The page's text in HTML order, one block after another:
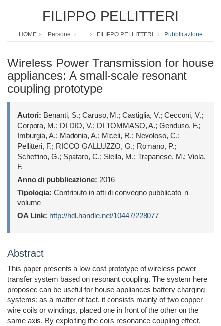
FILIPPO PELLITTERI
HOME Persone ... FILIPPO PELLITTERI Pubblicazione
Wireless Power Transmission for house
appliances: A small-scale resonant
coupling prototype
Autori: Benanti, S.; Caruso, M.; Castiglia, V.; Cecconi, V.;
Corpora, M.; DI DIO, V.; DI TOMMASO, A.; Genduso, F.;
Imburgia, A.; Madonia, A.; Miceli, R.; Nevoloso, C.;
Pellitteri, F.; RICCO GALLUZZO, G.; Romano, P.;
Schettino, G.; Spataro, C.; Stella, M.; Trapanese, M.; Viola,
F.
Anno di pubblicazione: 2016
Tipologia: Contributo in atti di convegno pubblicato in
volume
OA Link: http://hdl.handle.net/10447/228077
Abstract
This paper presents a low cost prototype of wireless power
transfer system based on resonant coupling. The system here
proposed can be useful for house appliances battery charging
systems: as a matter of fact, it consists mainly of two copper
wire coils or windings, placed one in front of the other on the
same axis. By exploiting the coils resonance coupling effect,